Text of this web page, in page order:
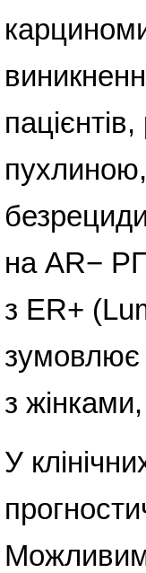
на AR−
з ER+
зумовлює
з
У